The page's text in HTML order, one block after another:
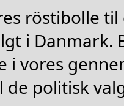
röstibolle
i Danmark.
i vores
politisk